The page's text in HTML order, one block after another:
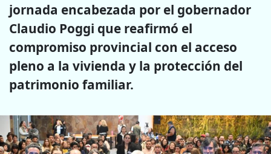
jornada encabezada por el gobernador
Claudio Poggi que reafirmó el
compromiso provincial con el acceso
pleno a la vivienda y la protección del
patrimonio familiar.